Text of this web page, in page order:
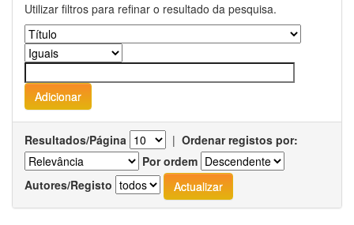
Utilizar filtros para refinar o resultado da pesquisa.
Resultados/Página | Ordenar registos por:
Por ordem
Autores/Registo